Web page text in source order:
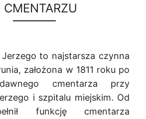
CMENTARZU
to najstarsza czynna
założona w 1811 roku po
cmentarza przy
i szpitalu miejskim. Od
funkcję cmentarza